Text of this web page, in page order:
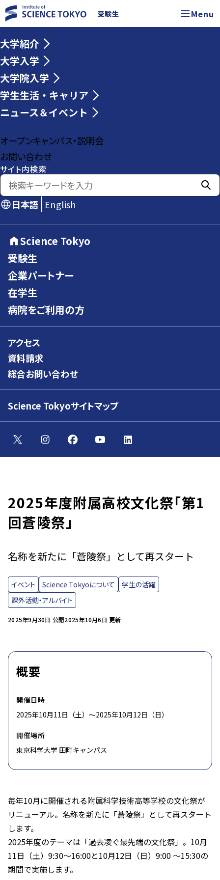
受験生 Menu
大学紹介
大学入学
大学院入学
学生生活・キャリア
ニュース＆イベント
オープンキャンパス・説明会
お問い合わせ
サイト内検索
日本語 English
Science Tokyo
受験生
企業パートナー
在学生
病院をご利用の方
アクセス
資料請求
総合お問い合わせ
Science Tokyoサイトマップ
2025年度附属高校文化祭「第1
回蒼陵祭」
2025年9月30日 公開2025年10月6日 更新
名称を新たに「蒼陵祭」として再スタート
イベント Science Tokyoについて
学生の活躍
課外活動・アルバイト
概要
開催日時
2025年10月11日（土）〜2025年10月12日（日）
開催場所
東京科学大学 田町キャンパス
毎年10月に開催される附属科学技術高等学校の文化祭が
リニューアル。名称を新たに「蒼陵祭」として再スタート
します。
2025年度のテーマは「過去凌ぐ最先端の文化祭」。10月
11日（土）9:30～16:00と10月12日（日）9:00 ～15:30の
期間で実施します。